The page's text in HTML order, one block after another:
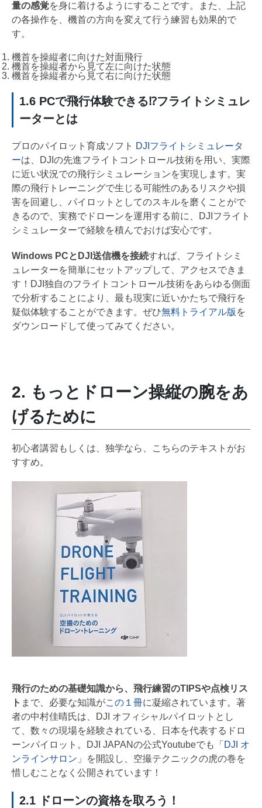
量の感覚を身に着けるようにすることです。また、上記
の各操作を、機首の方向を変えて行う練習も効果的で
す。
機首を操縦者に向けた対面飛行
機首を操縦者から見て左に向けた状態
機首を操縦者から見て右に向けた状態
1.6 PCで飛行体験できる⁉フライトシミュレ
ーターとは
プロのパイロット育成ソフト DJIフライトシミュレータ
ーは、DJIの先進フライトコントロール技術を用い、実際
に近い状況での飛行シミュレーションを実現します。実
際の飛行トレーニングで生じる可能性のあるリスクや損
害を回避し、パイロットとしてのスキルを磨くことがで
きるので、実務でドローンを運用する前に、DJIフライト
シミュレーターで経験を積んでおけば安心です。
Windows PCとDJI送信機を接続すれば、フライトシミ
ュレーターを簡単にセットアップして、アクセスできま
す！DJI独自のフライトコントロール技術をあらゆる側面
で分析することにより、最も現実に近いかたちで飛行を
疑似体験することができます。ぜひ無料トライアル版 を
ダウンロードして使ってみてください。
2. もっとドローン操縦の腕をあ
げるために
初心者講習もしくは、独学なら、こちらのテキストがお
すすめ。
飛行のための基礎知識から、飛行練習のTIPSや点検リス
ト まで、必要な知識がこの１冊に凝縮されています。著
者の中村佳晴氏は、DJI オフィシャルパイロットとし
て、数々の現場を経験されている、日本を代表するドロ
ーンパイロット。DJI JAPANの公式Youtubeでも
「DJI オ
ンラインサロン」
を開設し、空撮テクニックの虎の巻を
惜しむことなく公開されています！
2.1 ドローンの資格を取ろう！